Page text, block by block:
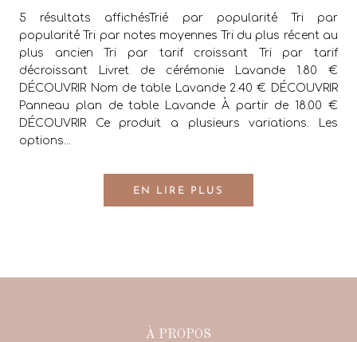
5 résultats affichésTrié par popularité Tri par
popularité Tri par notes moyennes Tri du plus récent au
plus ancien Tri par tarif croissant Tri par tarif
décroissant Livret de cérémonie Lavande 1.80 €
DÉCOUVRIR Nom de table Lavande 2.40 € DÉCOUVRIR
Panneau plan de table Lavande À partir de 18.00 €
DÉCOUVRIR Ce produit a plusieurs variations. Les
options...
EN LIRE PLUS
À PROPOS